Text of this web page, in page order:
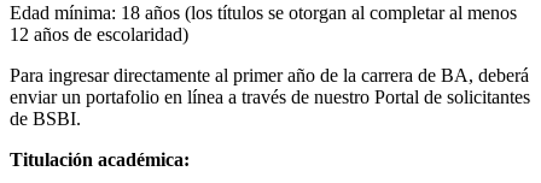
Edad mínima: 18 años (los títulos se otorgan al completar al menos
12 años de escolaridad)
Para ingresar directamente al primer año de la carrera de BA, deberá
enviar un portafolio en línea a través de nuestro Portal de solicitantes
de BSBI.
Titulación académica: